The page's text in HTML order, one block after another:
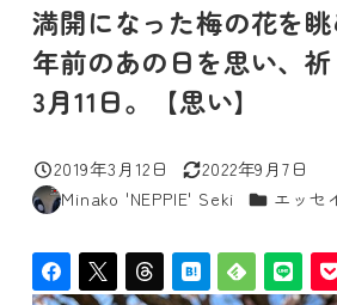
満開になった梅の花を
年前のあの日を思い、
3月11日。【思い】
投稿日
2019年3月12日
更新日
2022年9月7日
著
Minako 'NEPPIE' Seki カテゴリー
エッセ